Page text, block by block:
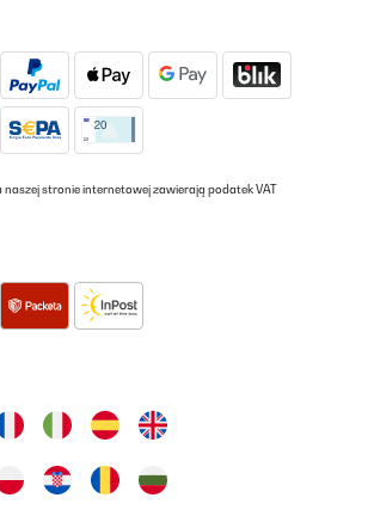
naszej stronie internetowej zawierają podatek VAT